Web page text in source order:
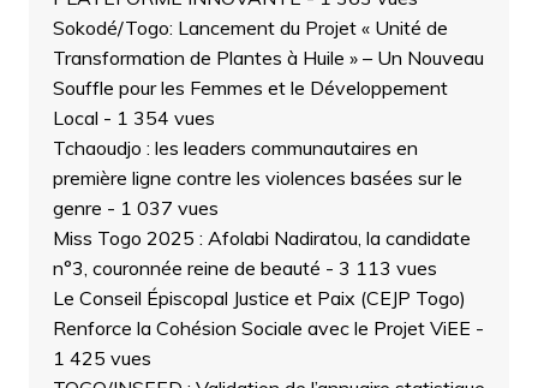
Sokodé/Togo: Lancement du Projet « Unité de
Transformation de Plantes à Huile » – Un Nouveau
Souffle pour les Femmes et le Développement
Local - 1 354 vues
Tchaoudjo : les leaders communautaires en
première ligne contre les violences basées sur le
genre - 1 037 vues
Miss Togo 2025 : Afolabi Nadiratou, la candidate
n°3, couronnée reine de beauté - 3 113 vues
Le Conseil Épiscopal Justice et Paix (CEJP Togo)
Renforce la Cohésion Sociale avec le Projet ViEE -
1 425 vues